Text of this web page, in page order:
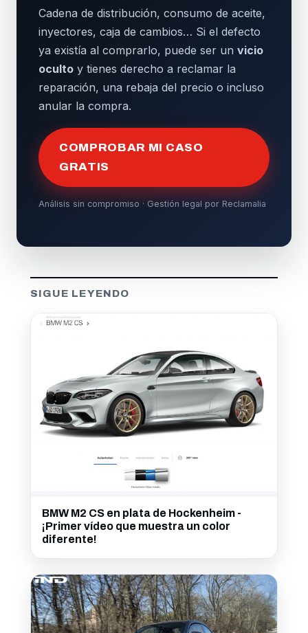
Cadena de distribución, consumo de aceite,
inyectores, caja de cambios… Si el defecto
ya existía al comprarlo, puede ser un vicio
oculto y tienes derecho a reclamar la
reparación, una rebaja del precio o incluso
anular la compra.
COMPROBAR MI CASO
GRATIS
Análisis sin compromiso · Gestión legal por Reclamalia
SIGUE LEYENDO
BMW M2 CS en plata de Hockenheim -
¡Primer vídeo que muestra un color
diferente!